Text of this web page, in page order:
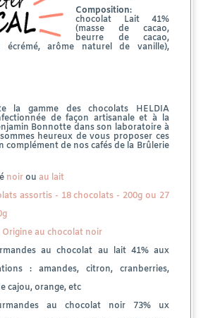
Composition:
chocolat Lait 41%
(masse de cacao,
beurre de cacao,
arôme naturel de vanille),
la gamme des chocolats HELDIA
de façon artisanale et à la
Bonnotte dans son laboratoire à
heureux de vous proposer ces
complément de nos cafés de la Brûlerie
noirouau lait
assortis - 18 chocolats - 200g ou 27
Origine au chocolat noir
au chocolat au lait 41% aux
: amandes, citron, cranberries,
cajou, orange, etc
au chocolat noir 73% ux